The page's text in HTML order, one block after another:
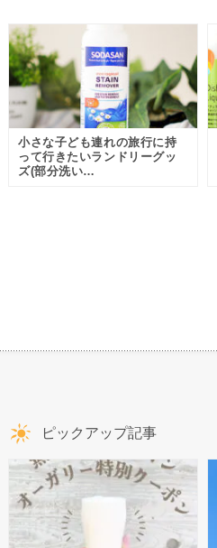
小さな子ども連れの旅行に持
って行きたいランドリーグッ
ズ(部分洗い…
ピックアップ記事